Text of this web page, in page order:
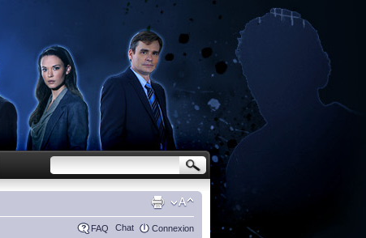
FAQ Chat Connexion